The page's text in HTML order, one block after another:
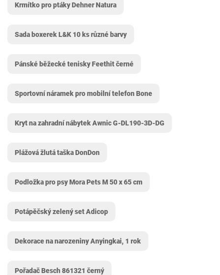
Krmítko pro ptáky Dehner Natura
Sada boxerek L&K 10 ks různé barvy
Pánské běžecké tenisky Feethit černé
Sportovní náramek pro mobilní telefon Bone
Kryt na zahradní nábytek Awnic G-DL190-3D-DG
Plážová žlutá taška DonDon
Podložka pro psy Mora Pets M 50 x 65 cm
Potápěčský zelený set Adicop
Dekorace na narozeniny Anyingkai, 1 rok
Pořadač Besch 861321 černý